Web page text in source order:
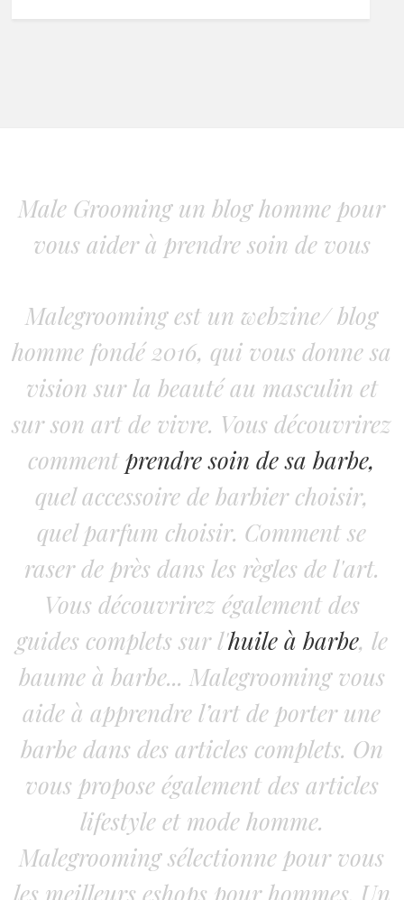
Male Grooming un blog homme pour
vous aider à prendre soin de vous
Malegrooming est un webzine/ blog
homme fondé 2016, qui vous donne sa
vision sur la beauté au masculin et
sur son art de vivre. Vous découvrirez
commentprendre soin de sa barbe,
quel accessoire de barbier choisir,
quel parfum choisir. Comment se
raser de près dans les règles de l'art.
Vous découvrirez également des
guides complets sur l'huile à barbe, le
baume à barbe... Malegrooming vous
aide à apprendre l’art de porter une
barbe dans des articles complets. On
vous propose également des articles
lifestyle et mode homme.
Malegrooming sélectionne pour vous
les meilleurs eshops pour hommes. Un